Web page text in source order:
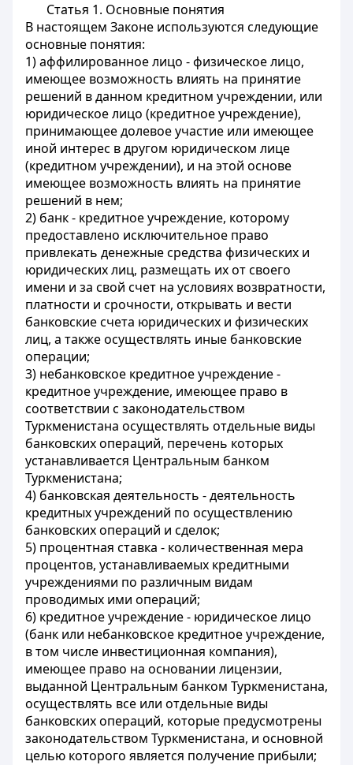
Статья 1. Основные понятия
В настоящем Законе используются следующие
основные понятия:
1) аффилированное лицо - физическое лицо,
имеющее возможность влиять на принятие
решений в данном кредитном учреждении, или
юридическое лицо (кредитное учреждение),
принимающее долевое участие или имеющее
иной интерес в другом юридическом лице
(кредитном учреждении), и на этой основе
имеющее возможность влиять на принятие
решений в нем;
2) банк - кредитное учреждение, которому
предоставлено исключительное право
привлекать денежные средства физических и
юридических лиц, размещать их от своего
имени и за свой счет на условиях возвратности,
платности и срочности, открывать и вести
банковские счета юридических и физических
лиц, а также осуществлять иные банковские
операции;
3) небанковское кредитное учреждение -
кредитное учреждение, имеющее право в
соответствии с законодательством
Туркменистана осуществлять отдельные виды
банковских операций, перечень которых
устанавливается Центральным банком
Туркменистана;
4) банковская деятельность - деятельность
кредитных учреждений по осуществлению
банковских операций и сделок;
5) процентная ставка - количественная мера
процентов, устанавливаемых кредитными
учреждениями по различным видам
проводимых ими операций;
6) кредитное учреждение - юридическое лицо
(банк или небанковское кредитное учреждение,
в том числе инвестиционная компания),
имеющее право на основании лицензии,
выданной Центральным банком Туркменистана,
осуществлять все или отдельные виды
банковских операций, которые предусмотрены
законодательством Туркменистана, и основной
целью которого является получение прибыли;